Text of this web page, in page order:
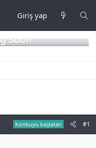
Giriş yap
Soon
Konbuyu başlatan #1